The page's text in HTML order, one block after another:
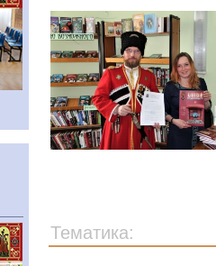
Тематика: